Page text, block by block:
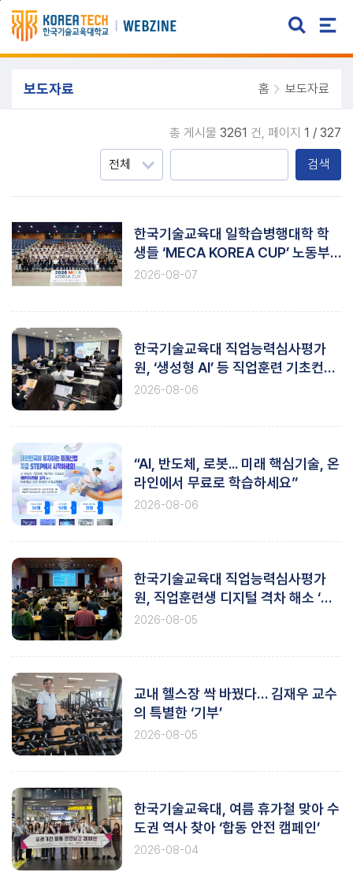
주메뉴 바로가기
본문 바로가기
보도자료 홈 보도자료
총 게시물 3261 건, 페이지 1 / 327
검색
한국기술교육대 일학습병행대학 학
생들 ‘MECA KOREA CUP’ 노동부
장관상 수상
2026-08-07
한국기술교육대 직업능력심사평가
원, ‘생성형 AI’ 등 직업훈련 기초컨설
팅 실시
2026-08-06
“AI, 반도체, 로봇... 미래 핵심기술, 온
라인에서 무료로 학습하세요”
2026-08-06
한국기술교육대 직업능력심사평가
원, 직업훈련생 디지털 격차 해소 ‘앞
장’
2026-08-05
교내 헬스장 싹 바꿨다… 김재우 교수
의 특별한 ‘기부’
2026-08-05
한국기술교육대, 여름 휴가철 맞아 수
도권 역사 찾아 ‘합동 안전 캠페인’
2026-08-04